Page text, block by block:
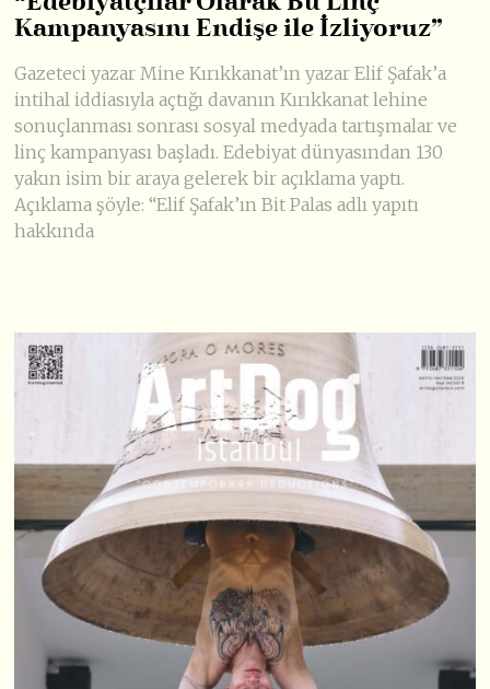
Kampanyasını Endişe ile İzliyoruz”
Gazeteci yazar Mine Kırıkkanat’ın yazar Elif Şafak’a
intihal iddiasıyla açtığı davanın Kırıkkanat lehine
sonuçlanması sonrası sosyal medyada tartışmalar ve
linç kampanyası başladı. Edebiyat dünyasından 130
yakın isim bir araya gelerek bir açıklama yaptı.
Açıklama şöyle: “Elif Şafak’ın Bit Palas adlı yapıtı
hakkında